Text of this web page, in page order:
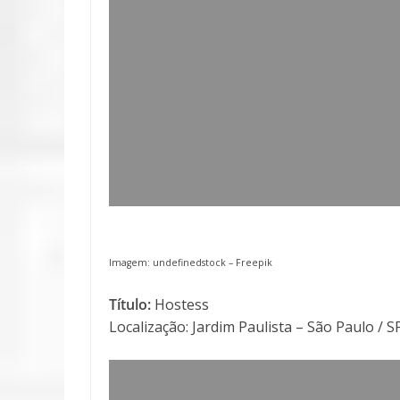
Imagem: undefinedstock – Freepik
Título: Hostess
Localização: Jardim Paulista – São Paulo /